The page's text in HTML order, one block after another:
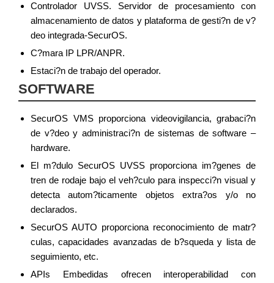
Controlador UVSS. Servidor de procesamiento con
almacenamiento de datos y plataforma de gesti?n de v?
deo integrada-SecurOS.
C?mara IP LPR/ANPR.
Estaci?n de trabajo del operador.
SOFTWARE
SecurOS VMS proporciona videovigilancia, grabaci?n
de v?deo y administraci?n de sistemas de software –
hardware.
El m?dulo SecurOS UVSS proporciona im?genes de
tren de rodaje bajo el veh?culo para inspecci?n visual y
detecta autom?ticamente objetos extra?os y/o no
declarados.
SecurOS AUTO proporciona reconocimiento de matr?
culas, capacidades avanzadas de b?squeda y lista de
seguimiento, etc.
APIs Embedidas ofrecen interoperabilidad con